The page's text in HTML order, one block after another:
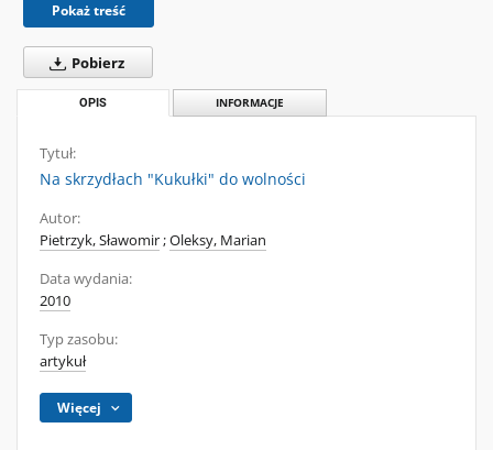
Pokaż treść
Pobierz
OPIS INFORMACJE
Tytuł:
Na skrzydłach "Kukułki" do wolności
Autor:
Pietrzyk, Sławomir;Oleksy, Marian
Data wydania:
2010
Typ zasobu:
artykuł
Więcej